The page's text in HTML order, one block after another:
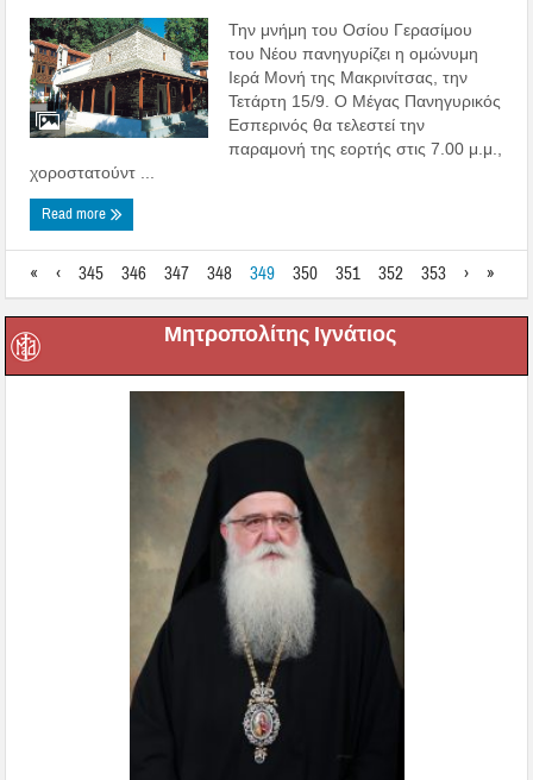
Την μνήμη του Οσίου Γερασίμου
του Νέου πανηγυρίζει η ομώνυμη
Ιερά Μονή της Μακρινίτσας, την
Τετάρτη 15/9. Ο Μέγας Πανηγυρικός
Εσπερινός θα τελεστεί την
παραμονή της εορτής στις 7.00 μ.μ.,
χοροστατούντ ...
Read more
« ‹ 345 346 347 348 349 350 351 352 353 › »
Μητροπολίτης Ιγνάτιος